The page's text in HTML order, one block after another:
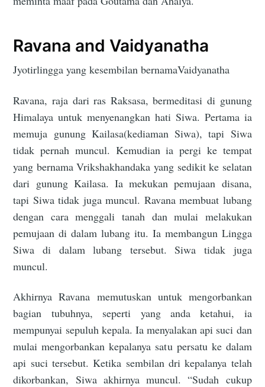
Ravana and Vaidyanatha
Jyotirlingga yang kesembilan bernamaVaidyanatha
Ravana, raja dari ras Raksasa, bermeditasi di gunung
Himalaya untuk menyenangkan hati Siwa. Pertama ia
memuja gunung Kailasa(kediaman Siwa), tapi Siwa
tidak pernah muncul. Kemudian ia pergi ke tempat
yang bernama Vrikshakhandaka yang sedikit ke selatan
dari gunung Kailasa. Ia mekukan pemujaan disana,
tapi Siwa tidak juga muncul. Ravana membuat lubang
dengan cara menggali tanah dan mulai melakukan
pemujaan di dalam lubang itu. Ia membangun Lingga
Siwa di dalam lubang tersebut. Siwa tidak juga
muncul.
Akhirnya Ravana memutuskan untuk mengorbankan
bagian tubuhnya, seperti yang anda ketahui, ia
mempunyai sepuluh kepala. Ia menyalakan api suci dan
mulai mengorbankan kepalanya satu persatu ke dalam
api suci tersebut. Ketika sembilan dri kepalanya telah
dikorbankan, Siwa akhirnya muncul. “Sudah cukup